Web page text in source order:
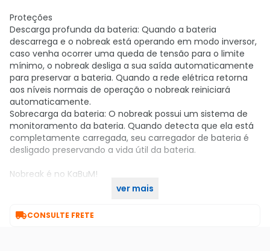
Proteções
Descarga profunda da bateria: Quando a bateria
descarrega e o nobreak está operando em modo inversor,
caso venha ocorrer uma queda de tensão para o limite
mínimo, o nobreak desliga a sua saída automaticamente
para preservar a bateria. Quando a rede elétrica retorna
aos níveis normais de operação o nobreak reiniciará
automaticamente.
Sobrecarga da bateria: O nobreak possui um sistema de
monitoramento da bateria. Quando detecta que ela está
completamente carregada, seu carregador de bateria é
desligado preservando a vida útil da bateria.
Nobreak é no KaBuM!
ver mais
CONSULTE FRETE